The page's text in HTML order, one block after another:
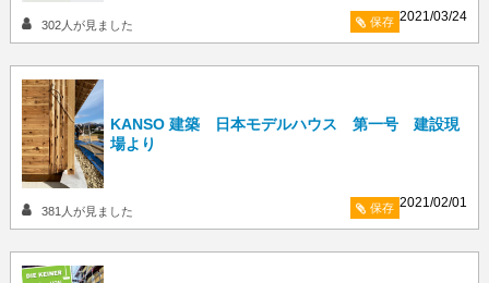
2021/03/24
302 人が見ました 保存
KANSO 建築 日本モデルハウス 第一号 建設現
場より
2021/02/01
381 人が見ました 保存